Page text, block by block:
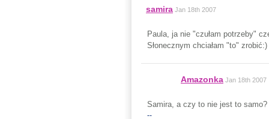
samira Jan 18th 2007
Paula, ja nie "czułam potrzeby"
Słonecznym chciałam "to" zrobić:)
Amazonka Jan 18th 2007
Samira, a czy to nie jest to samo?
--